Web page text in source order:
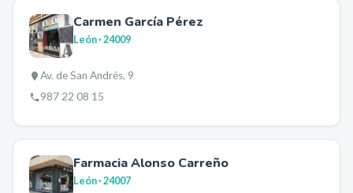
Carmen García Pérez
León· 24009
Av. de San Andrés, 9
987 22 08 15
Farmacia Alonso Carreño
León· 24007